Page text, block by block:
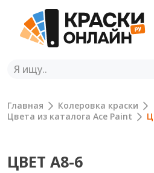
Главная
Колеровка краски
Цвета из каталога Ace Paint
ЦВЕТ A8-6